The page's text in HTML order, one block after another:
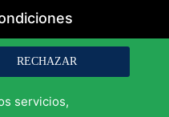
RECHAZAR
servicios,